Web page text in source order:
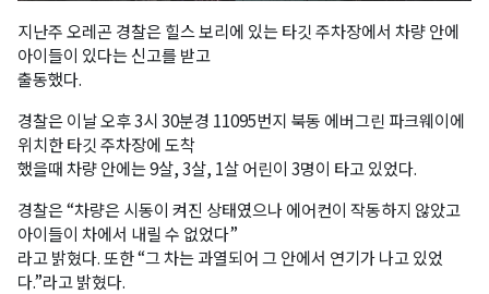
지난주 오레곤 경찰은 힐스 보리에 있는 타깃 주차장에서 차량 안에
아이들이 있다는 신고를 받고
출동했다.
경찰은 이날 오후 3시 30분경 11095번지 북동 에버그린 파크웨이에
위치한 타깃 주차장에 도착
했을때 차량 안에는 9살, 3살, 1살 어린이 3명이 타고 있었다.
경찰은 “차량은 시동이 켜진 상태였으나 에어컨이 작동하지 않았고
아이들이 차에서 내릴 수 없었다”
라고 밝혔다. 또한 “그 차는 과열되어 그 안에서 연기가 나고 있었
다.”라고 밝혔다.